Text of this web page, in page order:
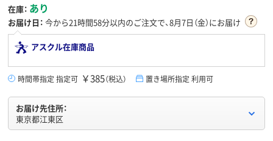
在庫： あり
お届け日： 今から21時間58分以内のご注文で、8月7日（金）にお届け
アスクル在庫商品
時間帯指定 指定可 ￥385（税込） 置き場所指定 利用可
お届け先住所：
東京都江東区